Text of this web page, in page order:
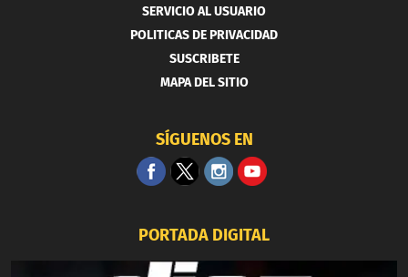
SERVICIO AL USUARIO
POLITICAS DE PRIVACIDAD
SUSCRIBETE
MAPA DEL SITIO
SÍGUENOS EN
PORTADA DIGITAL